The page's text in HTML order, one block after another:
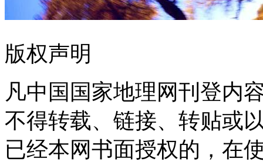
版权声明
凡中国国家地理网刊登内
不得转载、链接、转贴或
已经本网书面授权的，在